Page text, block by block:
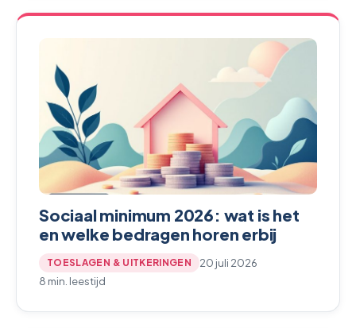
Sociaal minimum 2026: wat is het
en welke bedragen horen erbij
TOESLAGEN & UITKERINGEN
20 juli 2026
8 min. leestijd